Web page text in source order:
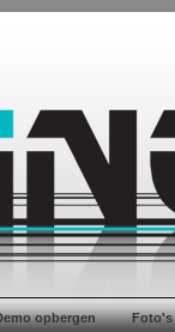
opbergen Foto's